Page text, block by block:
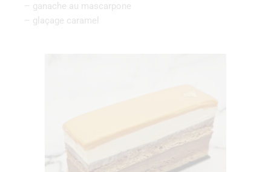
– ganache au mascarpone
– glaçage caramel